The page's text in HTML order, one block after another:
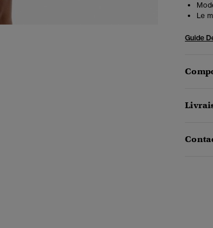
Le
Guide